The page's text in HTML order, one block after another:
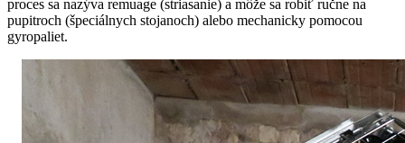
proces sa nazýva remuage (striasanie) a môže sa robiť ručne na
pupitroch (špeciálnych stojanoch) alebo mechanicky pomocou
gyropaliet.